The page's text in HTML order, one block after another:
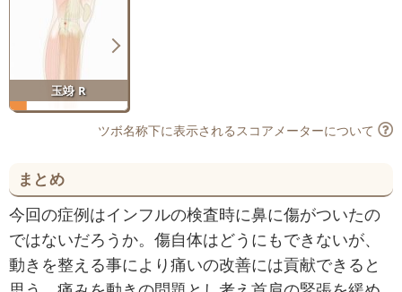
玉竧 R
ツボ名称下に表示されるスコアメーターについて
まとめ
今回の症例はインフルの検査時に鼻に傷がついたの
ではないだろうか。傷自体はどうにもできないが、
動きを整える事により痛いの改善には貢献できると